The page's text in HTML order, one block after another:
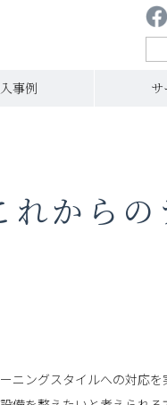
事例 サ
から
ニングスタイルへの対応